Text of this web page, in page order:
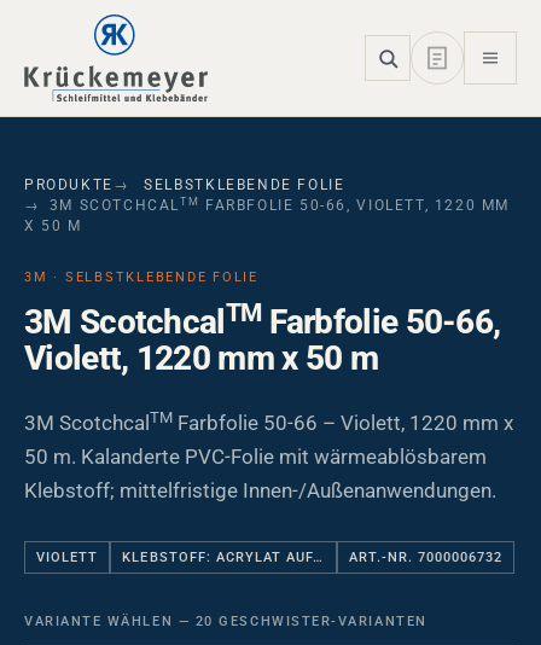
Skip to main navigation
Skip to main content
Skip to page footer
PRODUKTE
SELBSTKLEBENDE FOLIE
3M SCOTCHCAL TM
FARBFOLIE 50-66, VIOLETT, 1220 MM
X 50 M
3M · SELBSTKLEBENDE FOLIE
3M ScotchcalTMFarbfolie 50-66,
Violett, 1220 mm x 50 m
3M Scotchcal TM Farbfolie 50-66 – Violett, 1220 mm x
50 m. Kalanderte PVC-Folie mit wärmeablösbarem
Klebstoff; mittelfristige Innen-/Außenanwendungen.
VIOLETT KLEBSTOFF: ACRYLAT AUF… ART.-NR. 7000006732
VARIANTE WÄHLEN — 20 GESCHWISTER-VARIANTEN